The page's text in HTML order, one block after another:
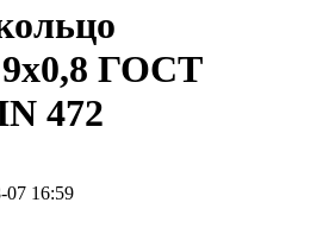
9х0,8 ГОСТ
472
07 16:59